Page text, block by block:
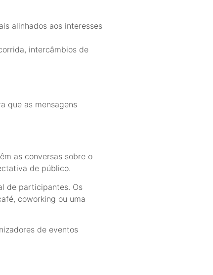
alinhados aos interesses
intercâmbios de
que as mensagens
as conversas sobre o
de público.
de participantes. Os
coworking ou uma
de eventos